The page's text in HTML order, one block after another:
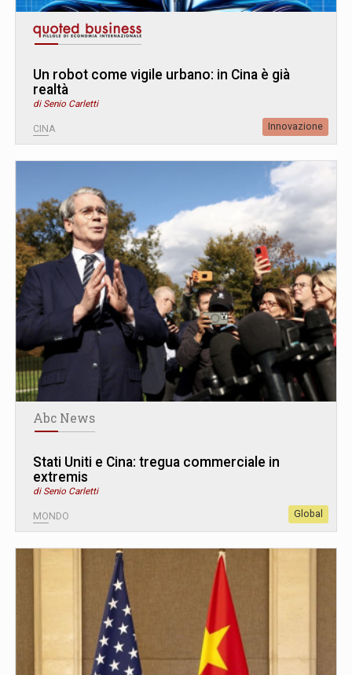
Un robot come vigile urbano: in Cina è già
realtà
di Senio Carletti
CINA Innovazione
Abc News
Stati Uniti e Cina: tregua commerciale in
extremis
di Senio Carletti
MONDO Global